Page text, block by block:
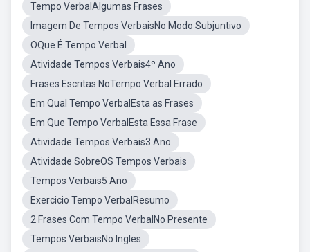
Tempo VerbalAlgumas Frases
Imagem De Tempos VerbaisNo Modo Subjuntivo
OQue É Tempo Verbal
Atividade Tempos Verbais4º Ano
Frases Escritas NoTempo Verbal Errado
Em Qual Tempo VerbalEsta as Frases
Em Que Tempo VerbalEsta Essa Frase
Atividade Tempos Verbais3 Ano
Atividade SobreOS Tempos Verbais
Tempos Verbais5 Ano
Exercicio Tempo VerbalResumo
2 Frases Com Tempo VerbalNo Presente
Tempos VerbaisNo Ingles